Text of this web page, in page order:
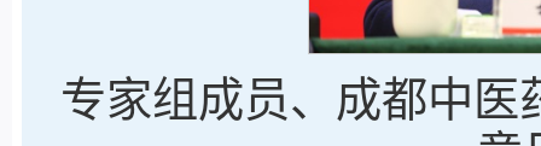
专家组成员、成都中